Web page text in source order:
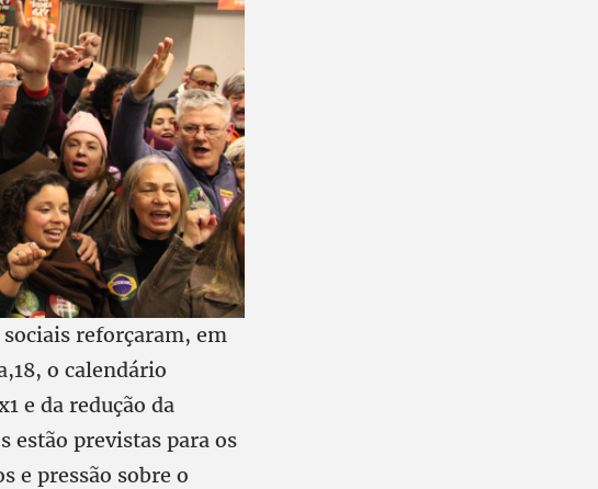
reforçaram, em
o calendário
e da redução da
estão previstas para os
e pressão sobre o